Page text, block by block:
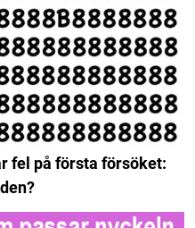
fel på första försöket: